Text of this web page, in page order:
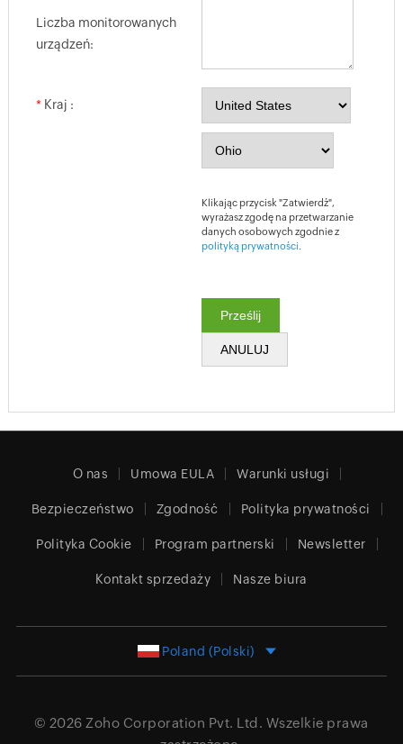
Liczba monitorowanych
urządzeń:
* Kraj :
Klikając przycisk "Zatwierdź",
wyrażasz zgodę na przetwarzanie
danych osobowych zgodnie z
polityką prywatności
O nas Umowa EULA Warunki usługi
Bezpieczeństwo Zgodność Polityka prywatności
Polityka Cookie Program partnerski Newsletter
Kontakt sprzedaży Nasze biura
Poland (Polski)
© 2026 Zoho Corporation Pvt. Ltd. Wszelkie prawa